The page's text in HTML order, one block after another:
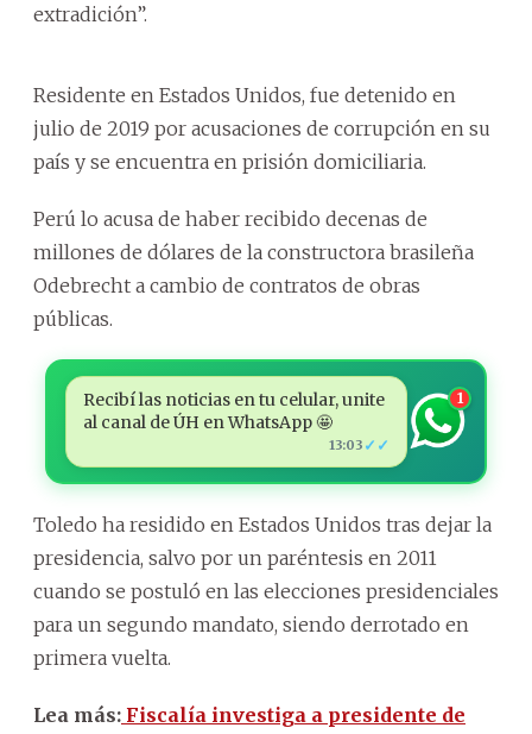
extradición”.
Residente en Estados Unidos, fue detenido en
julio de 2019 por acusaciones de corrupción en su
país y se encuentra en prisión domiciliaria.
Perú lo acusa de haber recibido decenas de
millones de dólares de la constructora brasileña
Odebrecht a cambio de contratos de obras
públicas.
Recibí las noticias en tu celular, unite
al canal de ÚH en WhatsApp 🤩
13:03 ✓✓
1
Toledo ha residido en Estados Unidos tras dejar la
presidencia, salvo por un paréntesis en 2011
cuando se postuló en las elecciones presidenciales
para un segundo mandato, siendo derrotado en
primera vuelta.
Lea más: Fiscalía investiga a presidente de